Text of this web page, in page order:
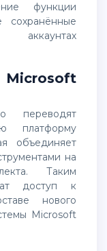
функции
сохранённые
платформу
объединяет
на
Таким
доступ к
нового
Microsoft